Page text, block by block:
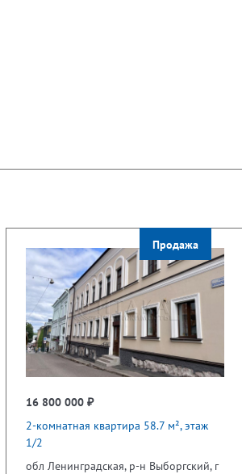
Продажа
16 800 000 ₽
2-комнатная квартира 58.7 м², этаж
1/2
обл Ленинградская, р-н Выборгский, г